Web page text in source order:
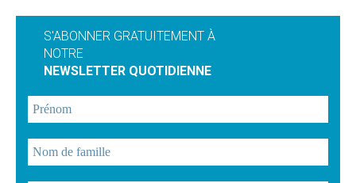
S'ABONNER GRATUITEMENT À
NOTRE
NEWSLETTER QUOTIDIENNE